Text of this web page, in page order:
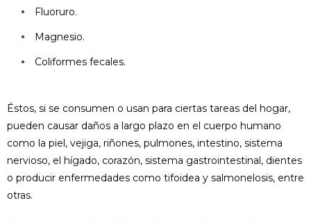
Fluoruro.
Magnesio.
Coliformes fecales.
Éstos, si se consumen o usan para ciertas tareas del hogar,
pueden causar daños a largo plazo en el cuerpo humano
como la piel, vejiga, riñones, pulmones, intestino, sistema
nervioso, el hígado, corazón, sistema gastrointestinal, dientes
o producir enfermedades como tifoidea y salmonelosis, entre
otras.